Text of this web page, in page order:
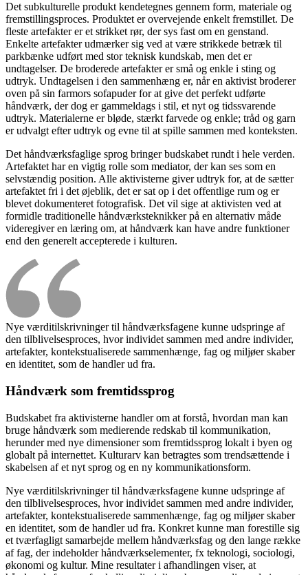
Det subkulturelle produkt kendetegnes gennem form, materiale og
fremstillingsproces. Produktet er overvejende enkelt fremstillet. De
fleste artefakter er et strikket rør, der sys fast om en genstand.
Enkelte artefakter udmærker sig ved at være strikkede betræk til
parkbænke udført med stor teknisk kundskab, men det er
undtagelser. De broderede artefakter er små og enkle i sting og
udtryk. Undtagelsen i den sammenhæng er, når en aktivist broderer
oven på sin farmors sofapuder for at give det perfekt udførte
håndværk, der dog er gammeldags i stil, et nyt og tidssvarende
udtryk. Materialerne er bløde, stærkt farvede og enkle; tråd og garn
er udvalgt efter udtryk og evne til at spille sammen med konteksten.
Det håndværksfaglige sprog bringer budskabet rundt i hele verden.
Artefaktet har en vigtig rolle som mediator, der kan ses som en
selvstændig position. Alle aktivisterne giver udtryk for, at de sætter
artefaktet fri i det øjeblik, det er sat op i det offentlige rum og er
blevet dokumenteret fotografisk. Det vil sige at aktivisten ved at
formidle traditionelle håndværksteknikker på en alternativ måde
videregiver en læring om, at håndværk kan have andre funktioner
end den generelt accepterede i kulturen.
Nye værditilskrivninger til håndværksfagene kunne udspringe af
den tilblivelsesproces, hvor individet sammen med andre individer,
artefakter, kontekstualiserede sammenhænge, fag og miljøer skaber
en identitet, som de handler ud fra.
Håndværk som fremtidssprog
Budskabet fra aktivisterne handler om at forstå, hvordan man kan
bruge håndværk som medierende redskab til kommunikation,
herunder med nye dimensioner som fremtidssprog lokalt i byen og
globalt på internettet. Kulturarv kan betragtes som trendsættende i
skabelsen af et nyt sprog og en ny kommunikationsform.
Nye værditilskrivninger til håndværksfagene kunne udspringe af
den tilblivelsesproces, hvor individet sammen med andre individer,
artefakter, kontekstualiserede sammenhænge, fag og miljøer skaber
en identitet, som de handler ud fra. Konkret kunne man forestille sig
et tværfagligt samarbejde mellem håndværksfag og den lange række
af fag, der indeholder håndværkselementer, fx teknologi, sociologi,
økonomi og kultur. Mine resultater i afhandlingen viser, at